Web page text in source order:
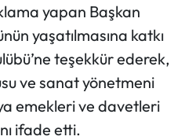
yapan Başkan
yaşatılmasına katkı
teşekkür ederek,
ve sanat yönetmeni
emekleri ve davetleri
ifade etti.